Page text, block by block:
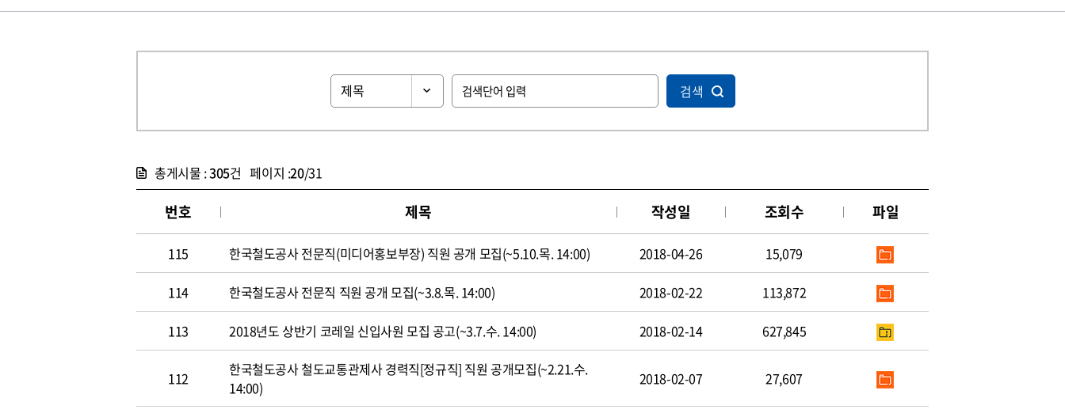
검색
총게시물 :305건 페이지 :20/31
번호 제목 작성일 조회수 파일
115 한국철도공사 전문직(미디어홍보부장) 직원 공개 모집(~5.10.목. 14:00) 2018-04-26 15,079
114 한국철도공사 전문직 직원 공개 모집(~3.8.목. 14:00) 2018-02-22 113,872
113 2018년도 상반기 코레일 신입사원 모집 공고(~3.7.수. 14:00) 2018-02-14 627,845
112
한국철도공사 철도교통관제사 경력직[정규직] 직원 공개모집(~2.21.수.
14:00)
2018-02-07 27,607